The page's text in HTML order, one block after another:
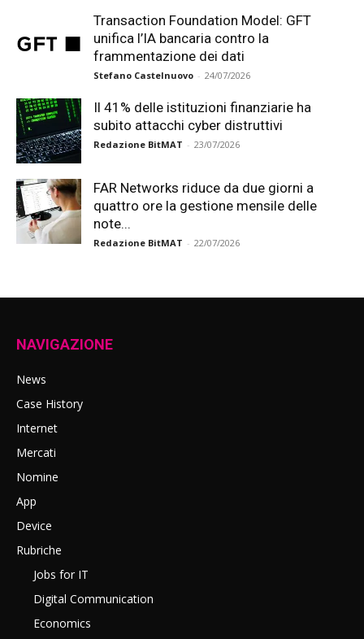
Transaction Foundation Model: GFT
unifica l’IA bancaria contro la
frammentazione dei dati
Stefano Castelnuovo - 24/07/2026
Il 41% delle istituzioni finanziarie ha
subito attacchi cyber distruttivi
Redazione BitMAT - 23/07/2026
FAR Networks riduce da due giorni a
quattro ore la gestione mensile delle
note...
Redazione BitMAT - 22/07/2026
NAVIGAZIONE
News
Case History
Internet
Mercati
Nomine
App
Device
Rubriche
Jobs for IT
Digital Communication
Economics